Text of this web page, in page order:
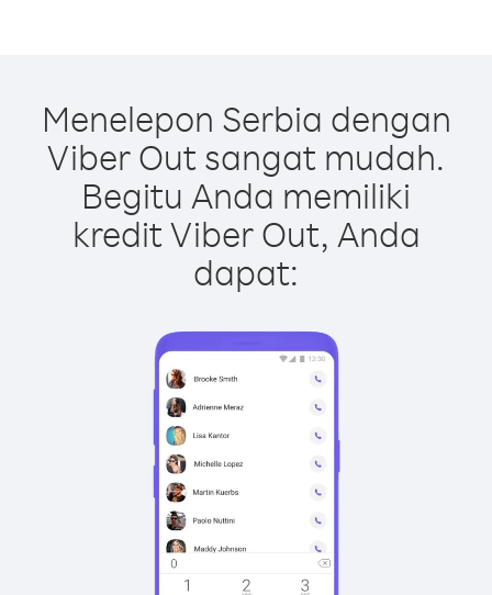
Menelepon Serbia dengan
Viber Out sangat mudah.
Begitu Anda memiliki
kredit Viber Out, Anda
dapat: